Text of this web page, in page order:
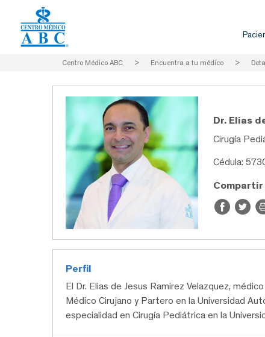
Centro Médico ABC > Encuentra a tu médico >
Dr. Elias
Cirugía
Cédula:
Compartir
Perfil
El Dr. Elias de Jesus Ramirez Velazquez,
Médico Cirujano y Partero en la Universidad
especialidad en Cirugía Pediátrica en la